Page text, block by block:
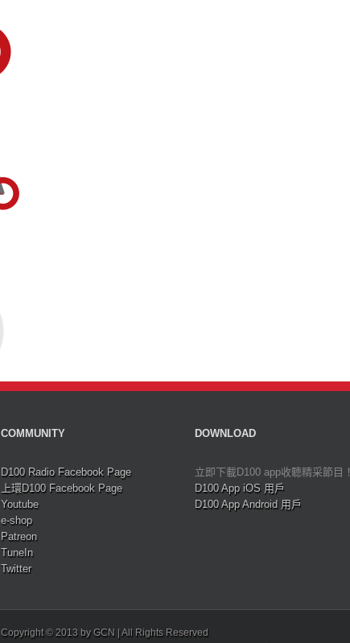
COMMUNITY
D100 Radio Facebook Page
上環D100 Facebook Page
Youtube
e-shop
Patreon
TuneIn
Twitter
DOWNLOAD
立即下載D100 app收聽精采節目！
D100 App iOS 用戶
D100 App Android 用戶
Copyright © 2013 by GCN | All Rights Reserved